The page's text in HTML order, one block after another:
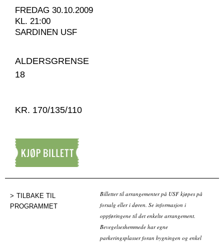
FREDAG 30.10.2009
KL. 21:00
SARDINEN USF
ALDERSGRENSE
18
KR. 170/135/110
TILBAKE TIL
PROGRAMMET
Billetter til arrangementer på USF kjøpes på
forsalg eller i døren. Se informasjon i
oppføringene til det enkelte arrangement.
Bevegelseshemmede har egne
parkeringsplasser foran bygningen og enkel